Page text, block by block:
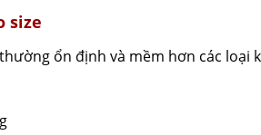
size
ổn định và mềm hơn các loại